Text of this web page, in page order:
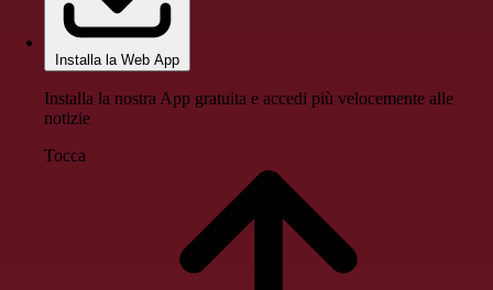
Installa la Web App
Installa la nostra App gratuita e accedi più velocemente alle
notizie
Tocca